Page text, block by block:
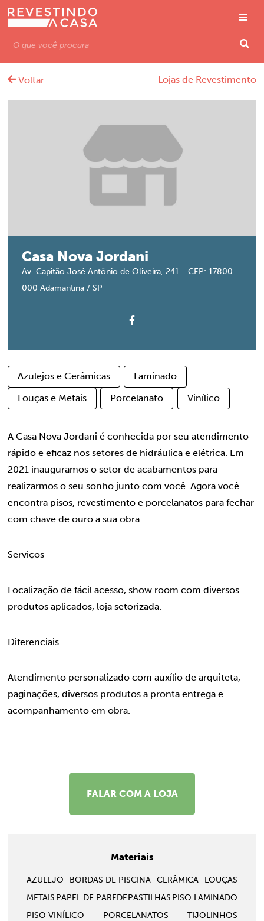
Voltar Lojas de Revestimento
Casa Nova Jordani
Av. Capitão José Antônio de Oliveira, 241 - CEP: 17800-
000 Adamantina / SP
Azulejos e Cerâmicas
Laminado
Louças e Metais
Porcelanato Vinílico
A Casa Nova Jordani é conhecida por seu atendimento
rápido e eficaz nos setores de hidráulica e elétrica. Em
2021 inauguramos o setor de acabamentos para
realizarmos o seu sonho junto com você. Agora você
encontra pisos, revestimento e porcelanatos para fechar
com chave de ouro a sua obra.
Serviços
Localização de fácil acesso, show room com diversos
produtos aplicados, loja setorizada.
Diferenciais
Atendimento personalizado com auxílio de arquiteta,
paginações, diversos produtos a pronta entrega e
acompanhamento em obra.
FALAR COM A LOJA
Materiais
AZULEJO BORDAS DE PISCINA CERÂMICA
LOUÇAS
METAIS PAPEL DE PAREDEPASTILHAS PISO LAMINADO
PISO VINÍLICO
PORCELANATOS TIJOLINHOS